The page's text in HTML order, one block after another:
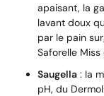
apaisant, la
lavant doux
par le pain
Saforelle
Saugella : la
pH, du